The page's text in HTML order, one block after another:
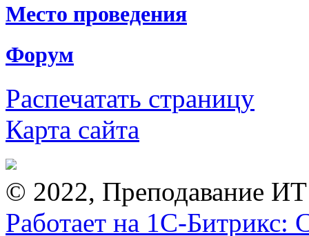
Место проведения
Форум
Распечатать страницу
Карта сайта
© 2022, Преподавание
Работает на 1С-Битрикс: